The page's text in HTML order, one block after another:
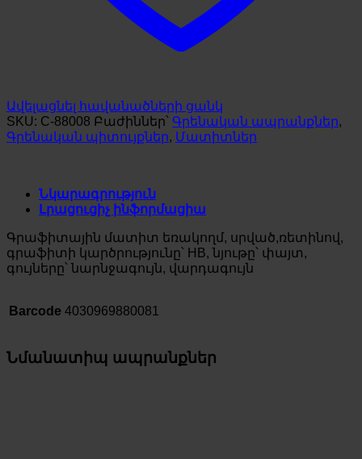
Ավելացնել հավանածների ցանկ
SKU: C-88008 Բաժիններ՝ Գրենական ապրանքներ,
Գրենական պիտույքներ, Մատիտներ
Նկարագրություն
Լրացուցիչ ինֆորմացիա
Գրաֆիտային մատիտ եռակողմ, սրված,ռետինով,
գրաֆիտի կարծրությունը՝ HB, նյութը՝ փայտ,
գույները՝ նարնջագույն, վարդագույն
Barcode 4030969880081
Նմանատիպ ապրանքներ